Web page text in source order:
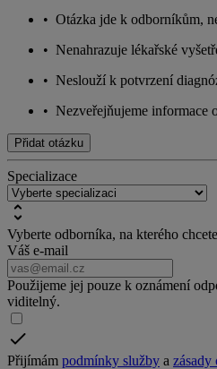
• Otázka jde k odborníkům,
• Nenahrazuje lékařské
• Neslouží k potvrzení
• Nezveřejňujeme informace
Přidat otázku
Specializace
Vyberte odborníka, na kterého
Váš e-mail
Použijeme jej pouze k oznámení
viditelný.
Přijímám podmínky služby a zásady